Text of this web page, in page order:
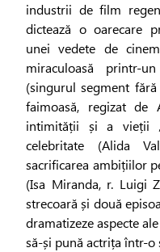
industrii de film
dictează o oarecare
unei vedete de
miraculoasă printr-
(singurul segment
faimoasă, regizat de
intimității și a vieții
celebritate (Alida
sacrificarea ambițiilor
(Isa Miranda, r. Luigi
strecoară și două
dramatizeze aspecte
să-și pună actrița într-